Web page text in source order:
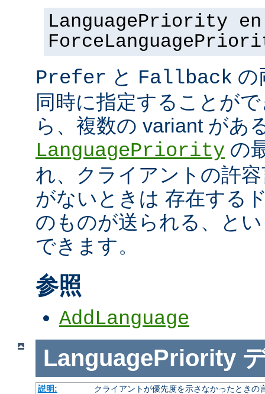
LanguagePriority
Prefer と Fallback の
同時に指定することが
ら、複数の variant があ
LanguagePriority の
れ、クライアントの許
がないときは 存在する
のものが送られる、と
できます。
参照
AddLanguage
LanguagePriority
説明:
クライアントが優先度を示さなかったときの